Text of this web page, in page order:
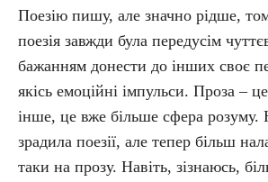
Поезію пишу, але значно рідше,
поезія завжди була передусім
бажанням донести до інших своє
якісь емоційні імпульси. Проза –
інше, це вже більше сфера
зрадила поезії, але тепер більш
таки на прозу. Навіть, зізнаюсь,